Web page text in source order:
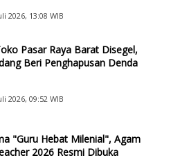
2026, 13:08 WIB
Pasar Raya Barat Disegel,
Beri Penghapusan Denda
2026, 09:52 WIB
"Guru Hebat Milenial", Agam
2026 Resmi Dibuka